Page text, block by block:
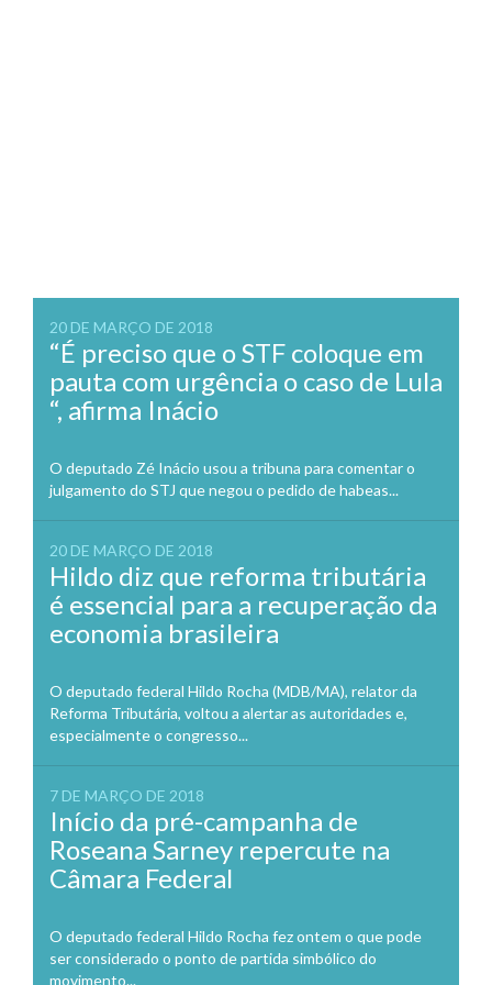
20 DE MARÇO DE 2018
“É preciso que o STF coloque em
pauta com urgência o caso de Lula
“, afirma Inácio
O deputado Zé Inácio usou a tribuna para comentar o
julgamento do STJ que negou o pedido de habeas...
20 DE MARÇO DE 2018
Hildo diz que reforma tributária
é essencial para a recuperação da
economia brasileira
O deputado federal Hildo Rocha (MDB/MA), relator da
Reforma Tributária, voltou a alertar as autoridades e,
especialmente o congresso...
7 DE MARÇO DE 2018
Início da pré-campanha de
Roseana Sarney repercute na
Câmara Federal
O deputado federal Hildo Rocha fez ontem o que pode
ser considerado o ponto de partida simbólico do
movimento...